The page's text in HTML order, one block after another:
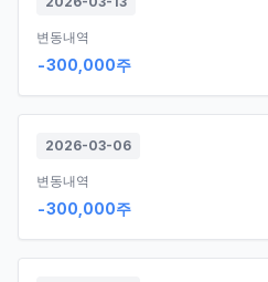
변동내역
-300,000주
2026-03-06
변동내역
-300,000주